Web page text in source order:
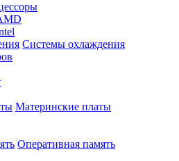
Системы охлаждения
Материнские платы
Оперативная память